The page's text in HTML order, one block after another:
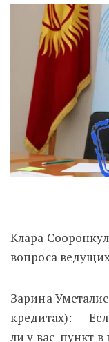
Клара
вопроса
Зарина
кредитах): —
ли у вас пункт